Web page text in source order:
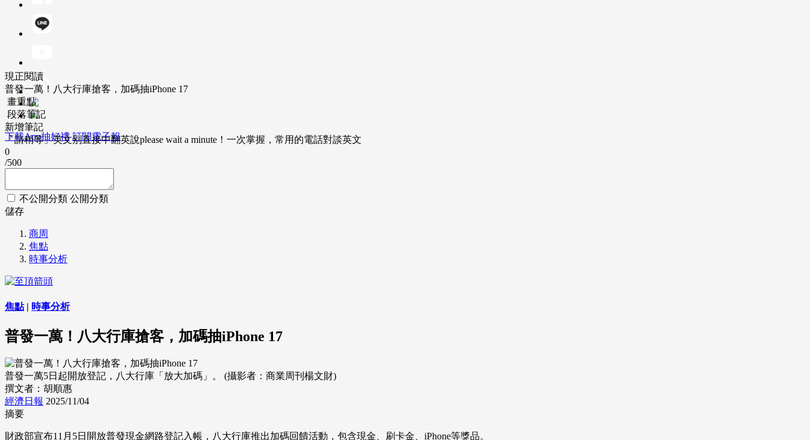
下載App抽好禮 訂閱電子報
現正閱讀
普發一萬！八大行庫搶客，加碼抽iPhone 17
畫重點
段落筆記
新增筆記
「請稍等」英文別直接中翻英說please wait a minute！一次掌握，常用的電話對談英文
0
/500
不公開分類 公開分類
儲存
商周
焦點
時事分析
焦點| 時事分析
普發一萬！八大行庫搶客，加碼抽iPhone 17
普發一萬5日起開放登記，八大行庫「放大加碼」。 (攝影者：商業周刊楊文財)
撰文者：胡順惠
經濟日報 2025/11/04
摘要
財政部宣布11月5日開放普發現金網路登記入帳，八大行庫推出加碼回饋活動，包含現金、刷卡金、iPhone等獎品。